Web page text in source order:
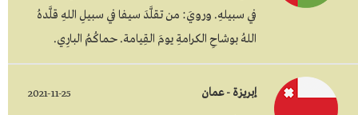
في سبيلهِ. ورويَ: من تقلَّدَ سيفا في سبيلِ اللهِ قلَّدهُ
اللهُ بوشاحِ الكرامةِ يومَ القِيامة. حماكُمُ البارِي.
إبريزة - عمان 2021-11-25